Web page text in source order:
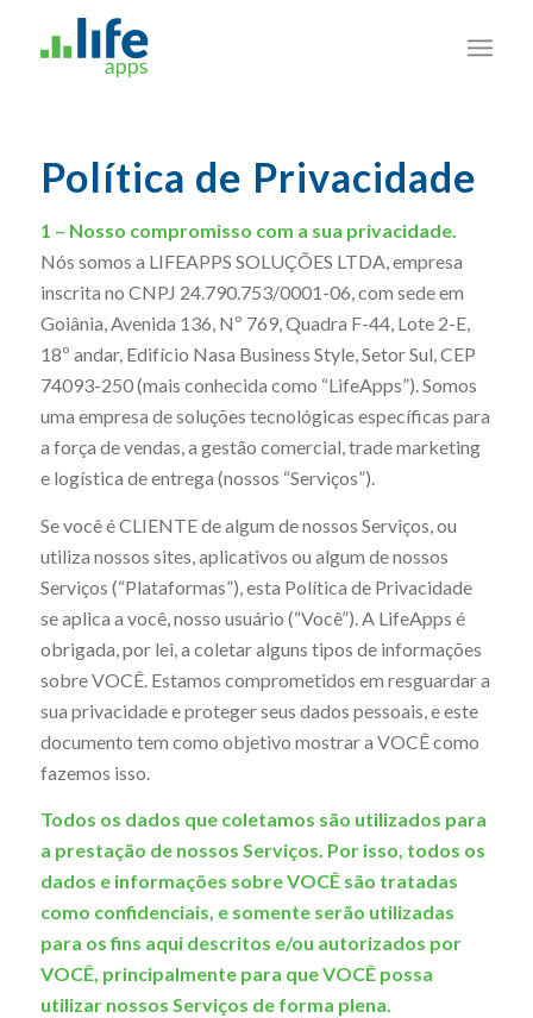
Política de Privacidade
1 – Nosso compromisso com a sua privacidade.
Nós somos a LIFEAPPS SOLUÇÕES LTDA, empresa
inscrita no CNPJ 24.790.753/0001-06, com sede em
Goiânia, Avenida 136, Nº 769, Quadra F-44, Lote 2-E,
18º andar, Edifício Nasa Business Style, Setor Sul, CEP
74093-250 (mais conhecida como “LifeApps”). Somos
uma empresa de soluções tecnológicas específicas para
a força de vendas, a gestão comercial, trade marketing
e logística de entrega (nossos “Serviços”).
Se você é CLIENTE de algum de nossos Serviços, ou
utiliza nossos sites, aplicativos ou algum de nossos
Serviços (“Plataformas”), esta Política de Privacidade
se aplica a você, nosso usuário (“Você”). A LifeApps é
obrigada, por lei, a coletar alguns tipos de informações
sobre VOCÊ. Estamos comprometidos em resguardar a
sua privacidade e proteger seus dados pessoais, e este
documento tem como objetivo mostrar a VOCÊ como
fazemos isso.
Todos os dados que coletamos são utilizados para
a prestação de nossos Serviços. Por isso, todos os
dados e informações sobre VOCÊ são tratadas
como confidenciais, e somente serão utilizadas
para os fins aqui descritos e/ou autorizados por
VOCÊ, principalmente para que VOCÊ possa
utilizar nossos Serviços de forma plena.